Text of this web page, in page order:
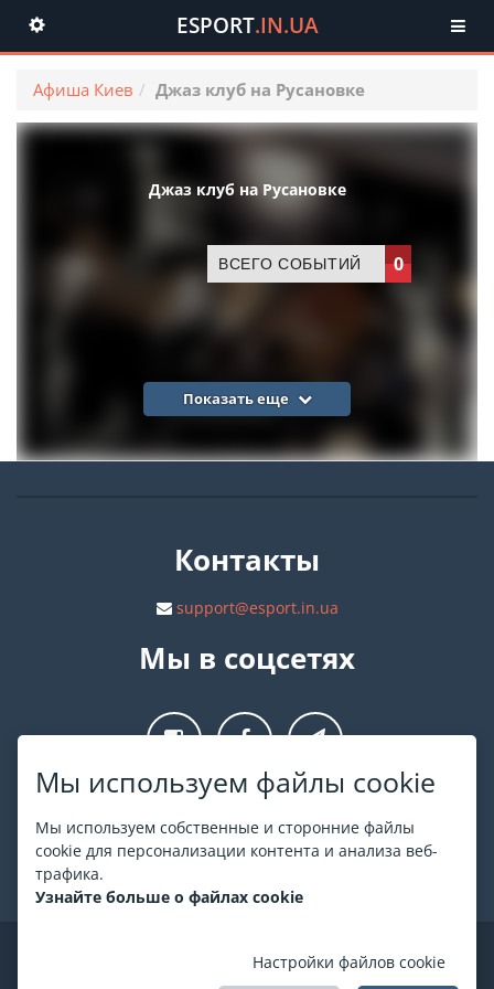
Мы используем файлы cookie
Мы используем собственные и сторонние файлы
cookie для персонализации контента и анализа веб-
трафика.
Узнайте больше о файлах cookie
Настройки файлов cookie
Toggle
navigation
ESPORT.IN.UA
Афиша Киев Джаз клуб на Русановке
Джаз клуб на Русановке
ВСЕГО СОБЫТИЙ 0
Показать еще
Контакты
support@esport.in.ua
Мы в соцсетях
О ESPORT.in.ua
На ESPORT.in.ua представлена афиша Киева и других
городов Украины. Все билеты продаются официально. Мы
работаем непосредственно с кассами.